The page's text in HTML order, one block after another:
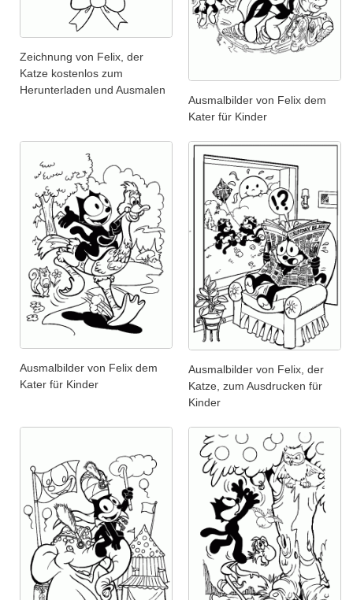
Zeichnung von Felix, der
Katze kostenlos zum
Herunterladen und Ausmalen
Ausmalbilder von Felix dem
Kater für Kinder
Ausmalbilder von Felix dem
Kater für Kinder
Ausmalbilder von Felix, der
Katze, zum Ausdrucken für
Kinder